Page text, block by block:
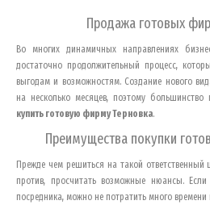
Продажа готовых
Во многих динамичных направлениях
достаточно продолжительный процесс,
выгодам и возможностям. Создание нового
на несколько месяцев, поэтому большинство
купить готовую фирмуТерновка.
Преимущества покупки
Прежде чем решиться на такой ответственный
против, просчитать возможные нюансы.
посредника, можно не потратить много